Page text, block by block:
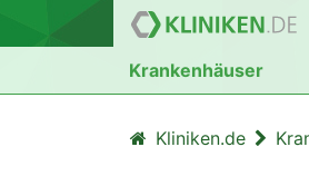
Krankenhäuser
Kliniken.de